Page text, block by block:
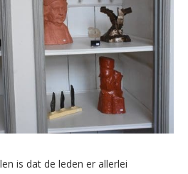
is dat de leden er allerlei